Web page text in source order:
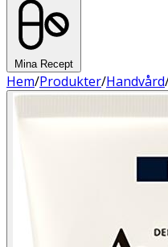
Mina Recept
Hem/Produkter/Handvård